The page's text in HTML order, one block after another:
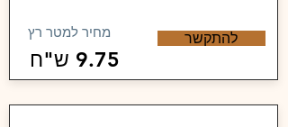
מחיר למטר רץ להתקשר